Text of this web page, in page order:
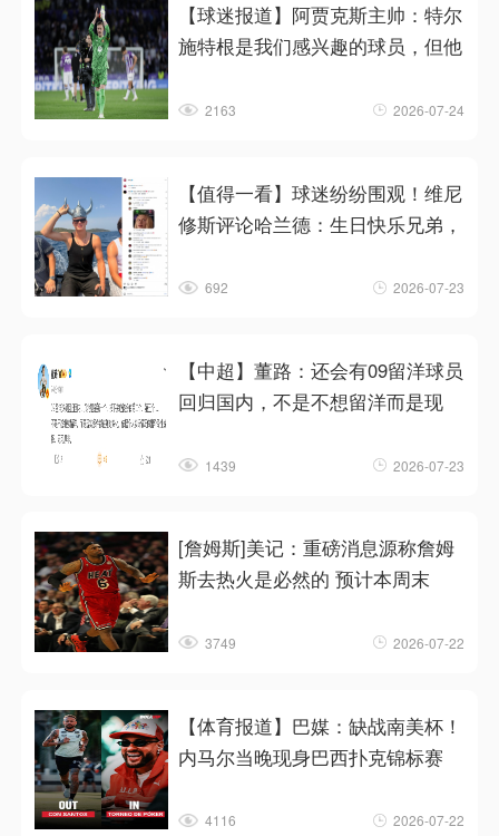
【球迷报道】阿贾克斯主帅：特尔
施特根是我们感兴趣的球员，但他
2163 2026-07-24
【值得一看】球迷纷纷围观！维尼
修斯评论哈兰德：生日快乐兄弟，
692 2026-07-23
【中超】董路：还会有09留洋球员
回归国内，不是不想留洋而是现
1439 2026-07-23
[詹姆斯]美记：重磅消息源称詹姆
斯去热火是必然的 预计本周末
3749 2026-07-22
【体育报道】巴媒：缺战南美杯！
内马尔当晚现身巴西扑克锦标赛
4116 2026-07-22